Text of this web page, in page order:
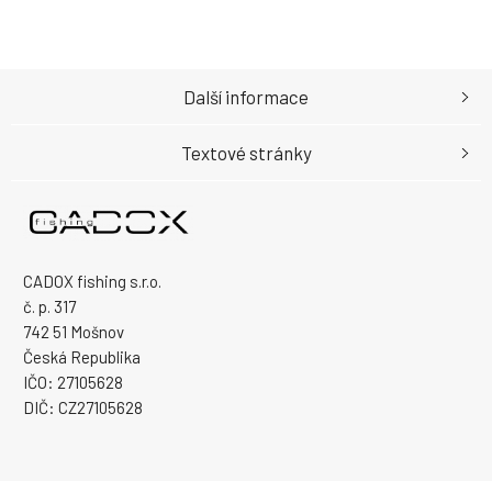
CADOX fishing s.r.o.
č. p. 317
742 51 Mošnov
Česká Republika
IČO: 27105628
DIČ: CZ27105628
Další informace
Textové stránky